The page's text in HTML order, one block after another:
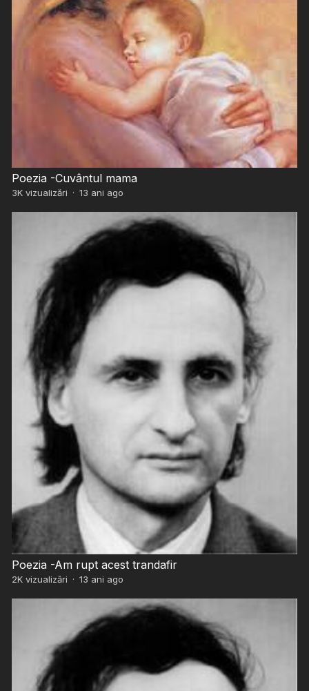
Poezia -Cuvântul mama
3Kvizualizări · 13 ani ago
Poezia -Am rupt acest trandafir
2Kvizualizări · 13 ani ago